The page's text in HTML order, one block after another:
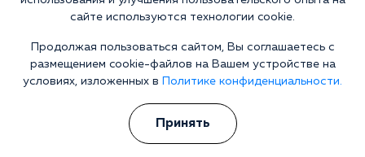
Версия для слабовидящих
Мы принимаем к оплате
Наличные
сайте используются технологии cookie.
Продолжая пользоваться сайтом, Вы соглашаетесь с
размещением cookie-файлов на Вашем устройстве на
условиях, изложенных в
Политике конфиденциальности.
Принять